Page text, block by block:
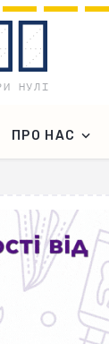
ПРО НАС